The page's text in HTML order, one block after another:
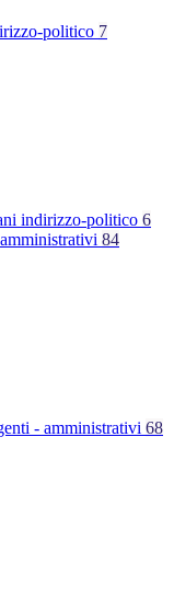
politico 7
indirizzo-politico 6
84
- amministrativi 68